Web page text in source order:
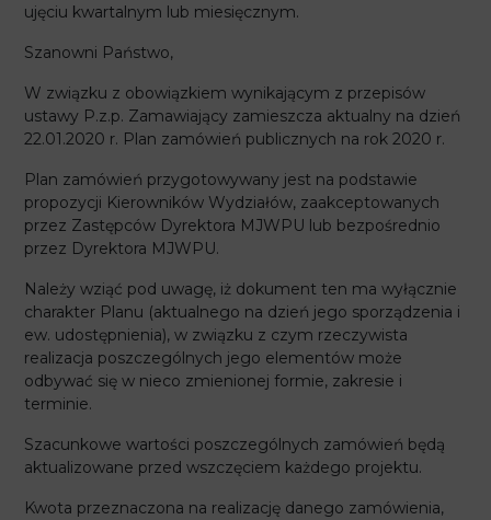
ujęciu kwartalnym lub miesięcznym.
Szanowni Państwo,
W związku z obowiązkiem wynikającym z przepisów
ustawy P.z.p. Zamawiający zamieszcza aktualny na dzień
22.01.2020 r. Plan zamówień publicznych na rok 2020 r.
Plan zamówień przygotowywany jest na podstawie
propozycji Kierowników Wydziałów, zaakceptowanych
przez Zastępców Dyrektora MJWPU lub bezpośrednio
przez Dyrektora MJWPU.
Należy wziąć pod uwagę, iż dokument ten ma wyłącznie
charakter Planu (aktualnego na dzień jego sporządzenia i
ew. udostępnienia), w związku z czym rzeczywista
realizacja poszczególnych jego elementów może
odbywać się w nieco zmienionej formie, zakresie i
terminie.
Szacunkowe wartości poszczególnych zamówień będą
aktualizowane przed wszczęciem każdego projektu.
Kwota przeznaczona na realizację danego zamówienia,